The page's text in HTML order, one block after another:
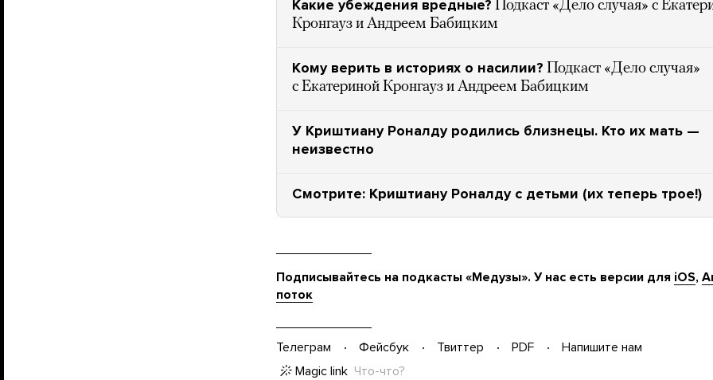
Какие убеждения вредные? Подкаст «Дело случая» с
Кронгауз и Андреем Бабицким
Кому верить в историях о насилии? Подкаст «Дело случая»
с Екатериной Кронгауз и Андреем Бабицким
У Криштиану Роналду родились близнецы. Кто их мать —
неизвестно
Смотрите: Криштиану Роналду с детьми (их теперь трое!)
Подписывайтесь на подкасты «Медузы». У нас есть версии для iOS,
поток
Телеграм Фейсбук Твиттер PDF
Напишите нам
Magic link Что-что?